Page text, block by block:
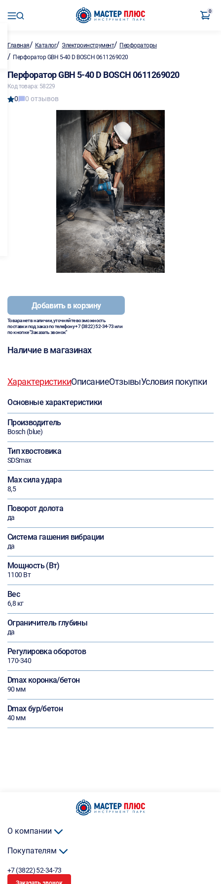
0
Главная/ Каталог/ Электроинструмент/ Перфораторы
/ Перфоратор GBH 5-40 D BOSCH 0611269020
Перфоратор GBH 5-40 D BOSCH 0611269020
Код товара: 58229
0 0 отзывов
Добавить в корзину
Товара нет в наличии, уточняйте возможность
поставки под заказ по телефону+7 (3822) 52-34-73или
по кнопке "Заказать звонок"
Наличие в магазинах
ХарактеристикиОписаниеОтзывыУсловия покупки
Основные характеристики
Производитель
Bosch (blue)
Тип хвостовика
SDSmax
Max сила удара
8,5
Поворот долота
да
Система гашения вибрации
да
Мощность (Вт)
1100 Вт
Вес
6,8 кг
Ограничитель глубины
да
Регулировка оборотов
170-340
Dmax коронка/бетон
90 мм
Dmax бур/бетон
40 мм
О компании
Покупателям
+7 (3822) 52-34-73